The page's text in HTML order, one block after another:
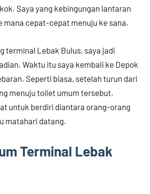
Saya yang kebingungan lantaran
mana cepat-cepat menuju ke sana.
terminal Lebak Bulus, saya jadi
Waktu itu saya kembali ke Depok
Seperti biasa, setelah turun dari
menuju toilet umum tersebut.
untuk berdiri diantara orang-orang
matahari datang.
Terminal Lebak